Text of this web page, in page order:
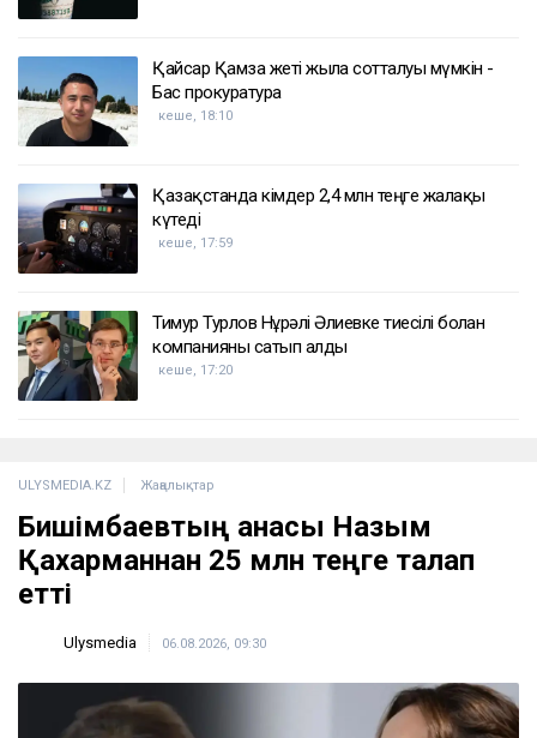
Қайсар Қамза жеті жылға сотталуы мүмкін -
Бас прокуратура
кеше, 18:10
Қазақстанда кімдер 2,4 млн теңге жалақы
күтеді
кеше, 17:59
Тимур Турлов Нұрәлі Әлиевке тиесілі болған
компанияны сатып алды
кеше, 17:20
ULYSMEDIA.KZ Жаңалықтар
Бишімбаевтың анасы Назым
Қахарманнан 25 млн теңге талап
етті
Ulysmedia 06.08.2026, 09:30